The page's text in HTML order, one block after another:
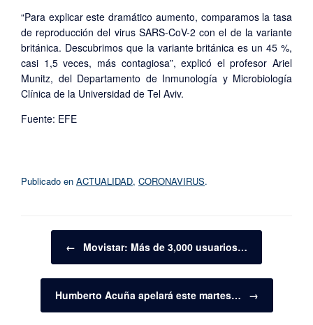
“Para explicar este dramático aumento, comparamos la tasa
de reproducción del virus SARS-CoV-2 con el de la variante
británica. Descubrimos que la variante británica es un 45 %,
casi 1,5 veces, más contagiosa”, explicó el profesor Ariel
Munitz, del Departamento de Inmunología y Microbiología
Clínica de la Universidad de Tel Aviv.
Fuente: EFE
Publicado en ACTUALIDAD, CORONAVIRUS.
Navegador de artículos
← Movistar: Más de 3,000 usuarios…
Humberto Acuña apelará este martes… →